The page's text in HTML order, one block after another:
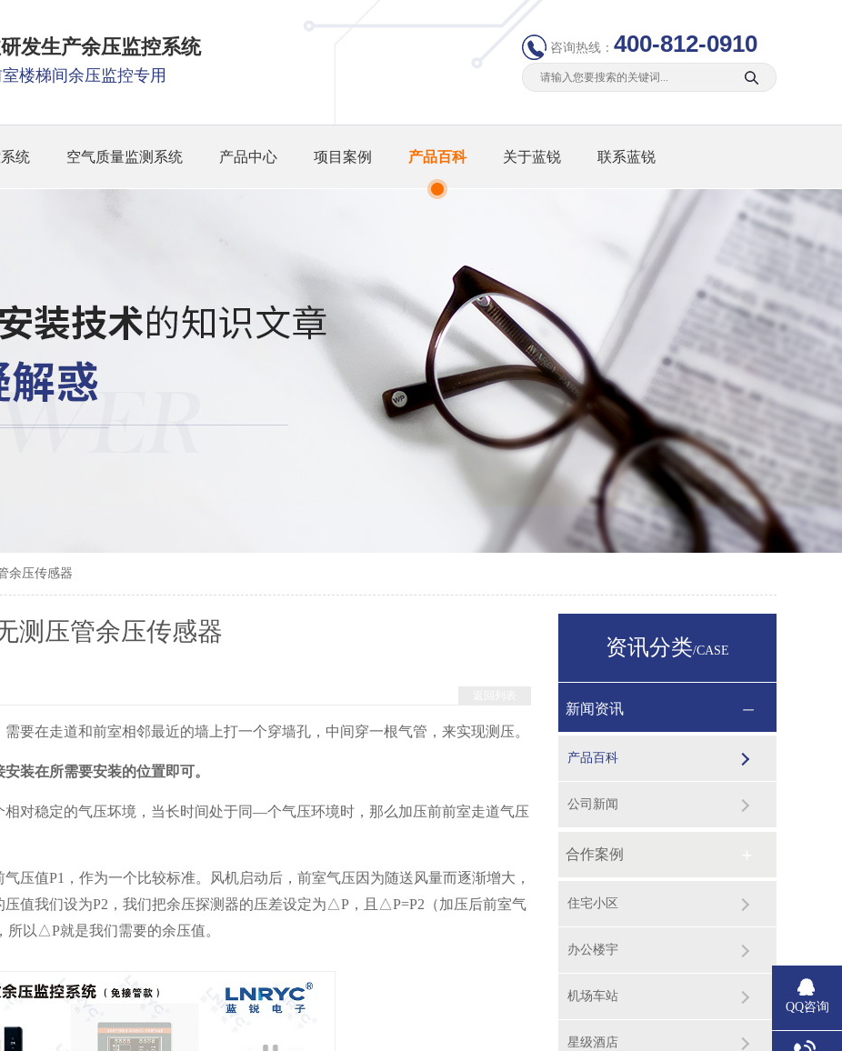
发生产余压监控系统
楼梯间余压监控专用
咨询热线： 400-812-0910
统 空气质量监测系统 产品中心 项目案例 产品百科 关于蓝锐 联系蓝锐
余压传感器
测压管余压传感器
要在走道和前室相邻最近的墙上打一个穿墙孔，中间穿一根气管，来实现测压。
装在所需要安装的位置即可。
对稳定的气压坏境，当长时间处于同—个气压环境时，那么加压前前室走道气压
压值P1，作为一个比较标准。风机启动后，前室气压因为随送风量而逐渐增大，
压值我们设为P2，我们把余压探测器的压差设定为△P，且△P=P2（加压后前室气
所以△P就是我们需要的余压值。
资讯分类/CASE
新闻资讯
产品百科
公司新闻
合作案例
住宅小区
办公楼宇
机场车站
星级酒店
QQ咨询